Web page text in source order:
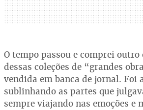
O tempo passou e comprei
dessas coleções de “grandes
vendida em banca de jornal. Foi
sublinhando as partes que
sempre viajando nas emoções e